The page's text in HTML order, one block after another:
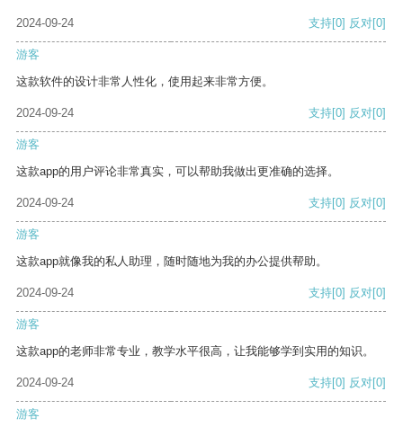
2024-09-24 支持[0] 反对[0]
游客
这款软件的设计非常人性化，使用起来非常方便。
2024-09-24 支持[0] 反对[0]
游客
这款app的用户评论非常真实，可以帮助我做出更准确的选择。
2024-09-24 支持[0] 反对[0]
游客
这款app就像我的私人助理，随时随地为我的办公提供帮助。
2024-09-24 支持[0] 反对[0]
游客
这款app的老师非常专业，教学水平很高，让我能够学到实用的知识。
2024-09-24 支持[0] 反对[0]
游客